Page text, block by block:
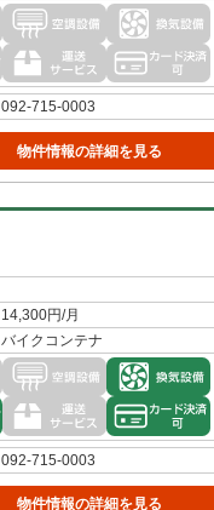
092-715-0003
物件情報の詳細を見る
14,300円/月
バイクコンテナ
092-715-0003
物件情報の詳細を見る